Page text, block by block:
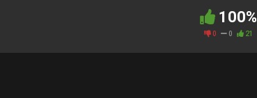
100%
0 0 21